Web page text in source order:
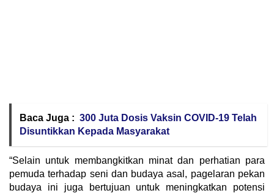
Baca Juga : 300 Juta Dosis Vaksin COVID-19 Telah
Disuntikkan Kepada Masyarakat
“Selain untuk membangkitkan minat dan perhatian para
pemuda terhadap seni dan budaya asal, pagelaran pekan
budaya ini juga bertujuan untuk meningkatkan potensi